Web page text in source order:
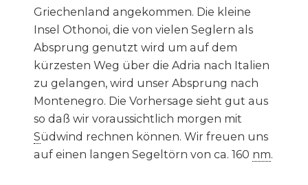
Griechenland angekommen. Die kleine
Insel Othonoi, die von vielen Seglern als
Absprung genutzt wird um auf dem
kürzesten Weg über die Adria nach Italien
zu gelangen, wird unser Absprung nach
Montenegro. Die Vorhersage sieht gut aus
so daß wir voraussichtlich morgen mit
Südwind rechnen können. Wir freuen uns
auf einen langen Segeltörn von ca. 160 nm.